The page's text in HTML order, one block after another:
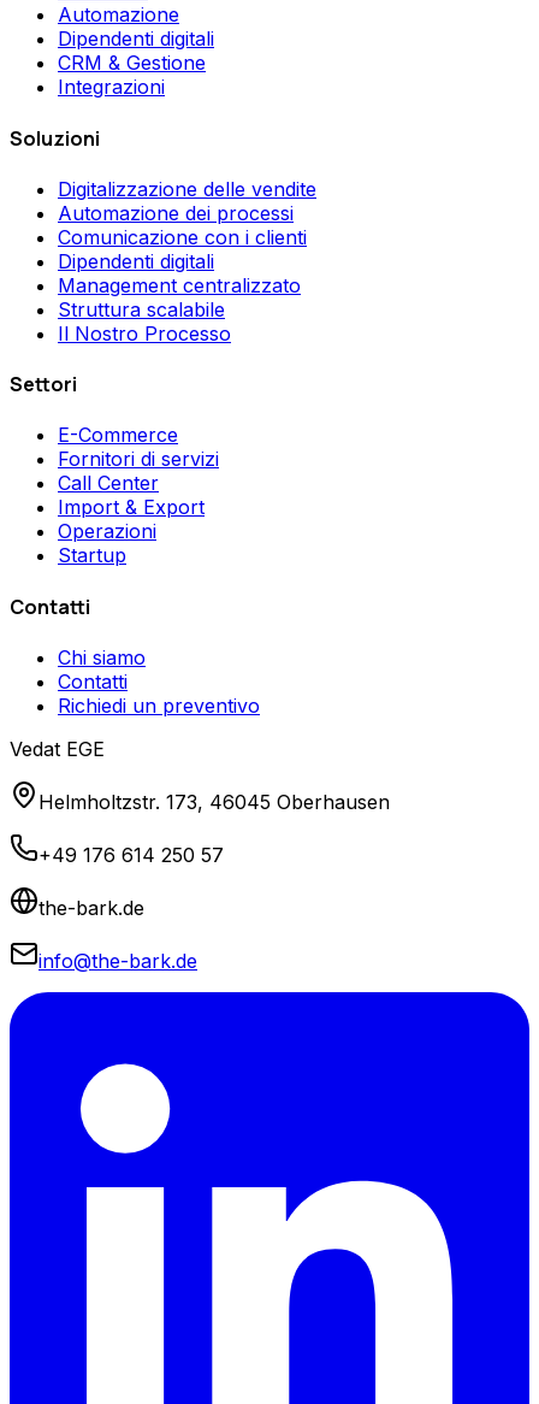
Automazione
Dipendenti digitali
CRM & Gestione
Integrazioni
Soluzioni
Digitalizzazione delle vendite
Automazione dei processi
Comunicazione con i clienti
Dipendenti digitali
Management centralizzato
Struttura scalabile
Il Nostro Processo
Settori
E-Commerce
Fornitori di servizi
Call Center
Import & Export
Operazioni
Startup
Contatti
Chi siamo
Contatti
Richiedi un preventivo
Vedat EGE
Helmholtzstr. 173, 46045 Oberhausen
+49 176 614 250 57
the-bark.de
info@the-bark.de